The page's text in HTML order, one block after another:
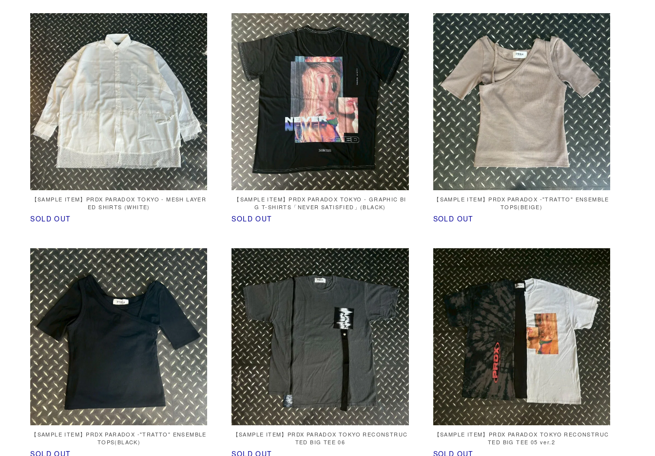
【SAMPLE ITEM】PRDX PARADOX TOKYO - MESH LAYER
ED SHIRTS (WHITE)
SOLD OUT
【SAMPLE ITEM】PRDX PARADOX TOKYO - GRAPHIC BI
G T-SHIRTS「NEVER SATISFIED」(BLACK)
SOLD OUT
【SAMPLE ITEM】PRDX PARADOX -"TRATTO" ENSEMBLE
TOPS(BEIGE)
SOLD OUT
【SAMPLE ITEM】PRDX PARADOX -"TRATTO" ENSEMBLE
TOPS(BLACK)
SOLD OUT
【SAMPLE ITEM】PRDX PARADOX TOKYO RECONSTRUC
TED BIG TEE 06
SOLD OUT
【SAMPLE ITEM】PRDX PARADOX TOKYO RECONSTRUC
TED BIG TEE 05 ver.2
SOLD OUT